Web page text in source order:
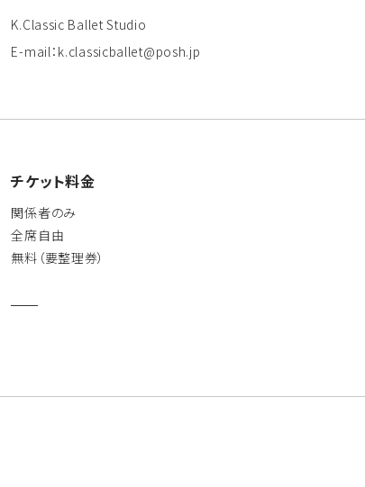
K.Classic Ballet Studio
E-mail：k.classicballet@posh.jp
チケット料金
関係者のみ
全席自由
無料（要整理券）